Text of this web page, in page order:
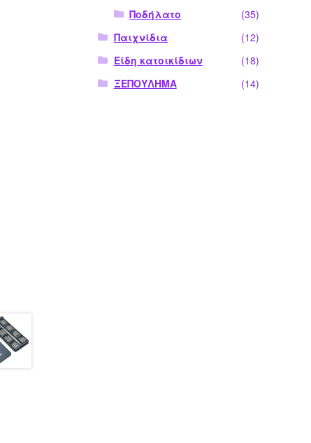
Ποδήλατο
(35)
Παιχνίδια
(12)
Είδη κατοικίδιων
(18)
ΞΕΠΟΥΛΗΜΑ
(14)